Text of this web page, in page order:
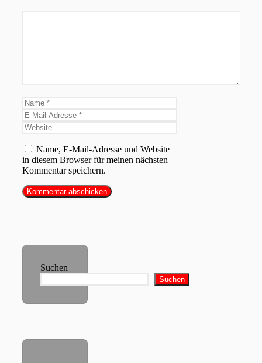
Name
E-
Mail-
Website
Name, E-Mail-Adresse und Website
in diesem Browser für meinen nächsten
Kommentar speichern.
Suchen
Suchen